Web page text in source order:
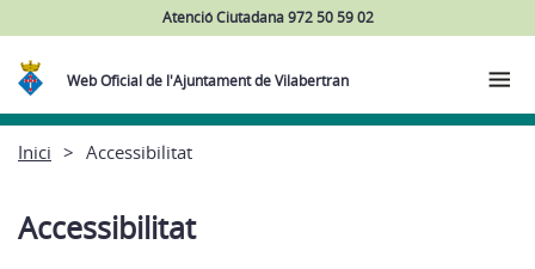
Atenció Ciutadana 972 50 59 02
Web Oficial de l'Ajuntament de Vilabertran
Inici Accessibilitat
Accessibilitat